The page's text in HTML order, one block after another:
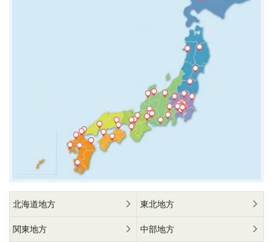
北海道地方 東北地方
関東地方 中部地方